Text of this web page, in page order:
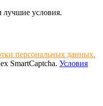
лучшие условия.
персональных данных.
SmartCaptcha. Условия